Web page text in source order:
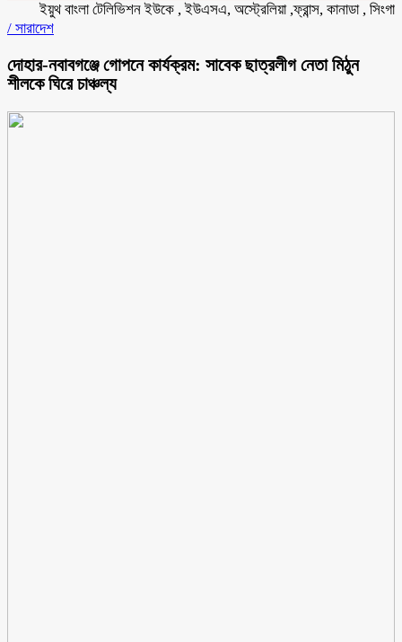
ইয়ুথ বাংলা টেলিভিশন ইউকে , ইউএসএ, অস্ট্রেলিয়া ,ফ্রান্স, কানাডা , সিংগাপুর ,
/ সারাদেশ
দোহার-নবাবগঞ্জে গোপনে কার্যক্রম: সাবেক ছাত্রলীগ নেতা মিঠুন
শীলকে ঘিরে চাঞ্চল্য